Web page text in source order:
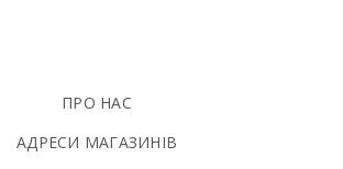
ПРО НАС
АДРЕСИ МАГАЗИНІВ